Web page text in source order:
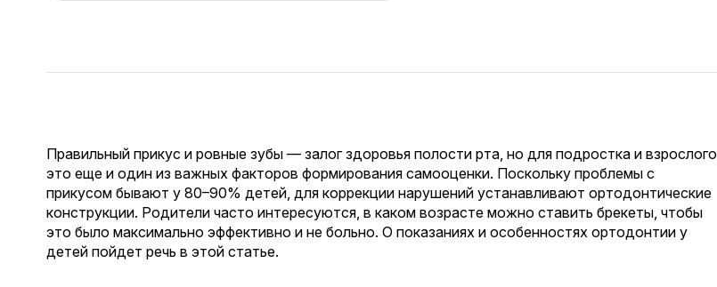
Правильный прикус и ровные зубы — залог здоровья полости рта, но для подростка и взрослого
это еще и один из важных факторов формирования самооценки. Поскольку проблемы с
прикусом бывают у 80–90% детей, для коррекции нарушений устанавливают ортодонтические
конструкции. Родители часто интересуются, в каком возрасте можно ставить брекеты, чтобы
это было максимально эффективно и не больно. О показаниях и особенностях ортодонтии у
детей пойдет речь в этой статье.